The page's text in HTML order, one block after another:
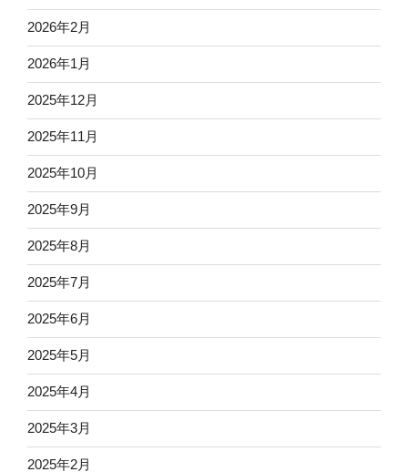
2026年2月
2026年1月
2025年12月
2025年11月
2025年10月
2025年9月
2025年8月
2025年7月
2025年6月
2025年5月
2025年4月
2025年3月
2025年2月